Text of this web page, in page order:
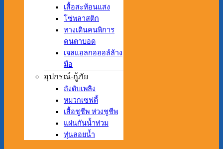
เสื้อสะท้อนแสง
โซ่พลาสติก
ทางเดินคนพิการ
คนตาบอด
เจลแอลกอฮอล์ล้าง
มือ
อุปกรณ์-กู้ภัย
ถังดับเพลิง
หมวกเซฟตี้
เสื้อชูชีพ ห่วงชูชีพ
แผ่นกันน้ำท่วม
ทุ่นลอยน้ำ